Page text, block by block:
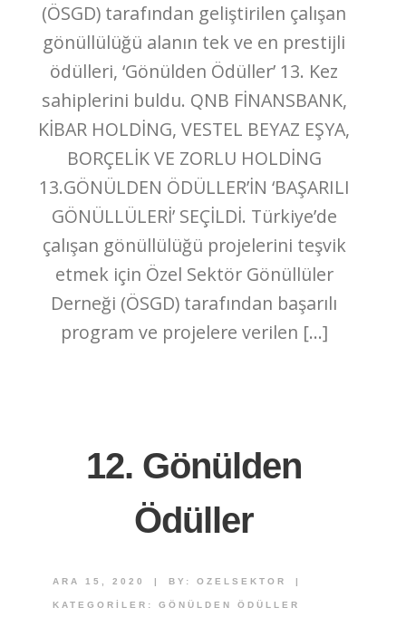
(ÖSGD) tarafından geliştirilen çalışan
gönüllülüğü alanın tek ve en prestijli
ödülleri, ‘Gönülden Ödüller’ 13. Kez
sahiplerini buldu. QNB FİNANSBANK,
KİBAR HOLDİNG, VESTEL BEYAZ EŞYA,
BORÇELİK VE ZORLU HOLDİNG
13.GÖNÜLDEN ÖDÜLLER’İN ‘BAŞARILI
GÖNÜLLÜLERİ’ SEÇİLDİ. Türkiye’de
çalışan gönüllülüğü projelerini teşvik
etmek için Özel Sektör Gönüllüler
Derneği (ÖSGD) tarafından başarılı
program ve projelere verilen […]
12. Gönülden
Ödüller
ARA 15, 2020 | BY: OZELSEKTOR |
KATEGORILER: GÖNÜLDEN ÖDÜLLER